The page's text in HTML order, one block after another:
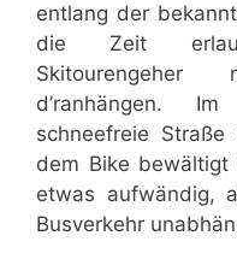
entlang der
die Zeit
d’ranhängen.
schneefreie
dem Bike
etwas aufwändig,
Busverkehr